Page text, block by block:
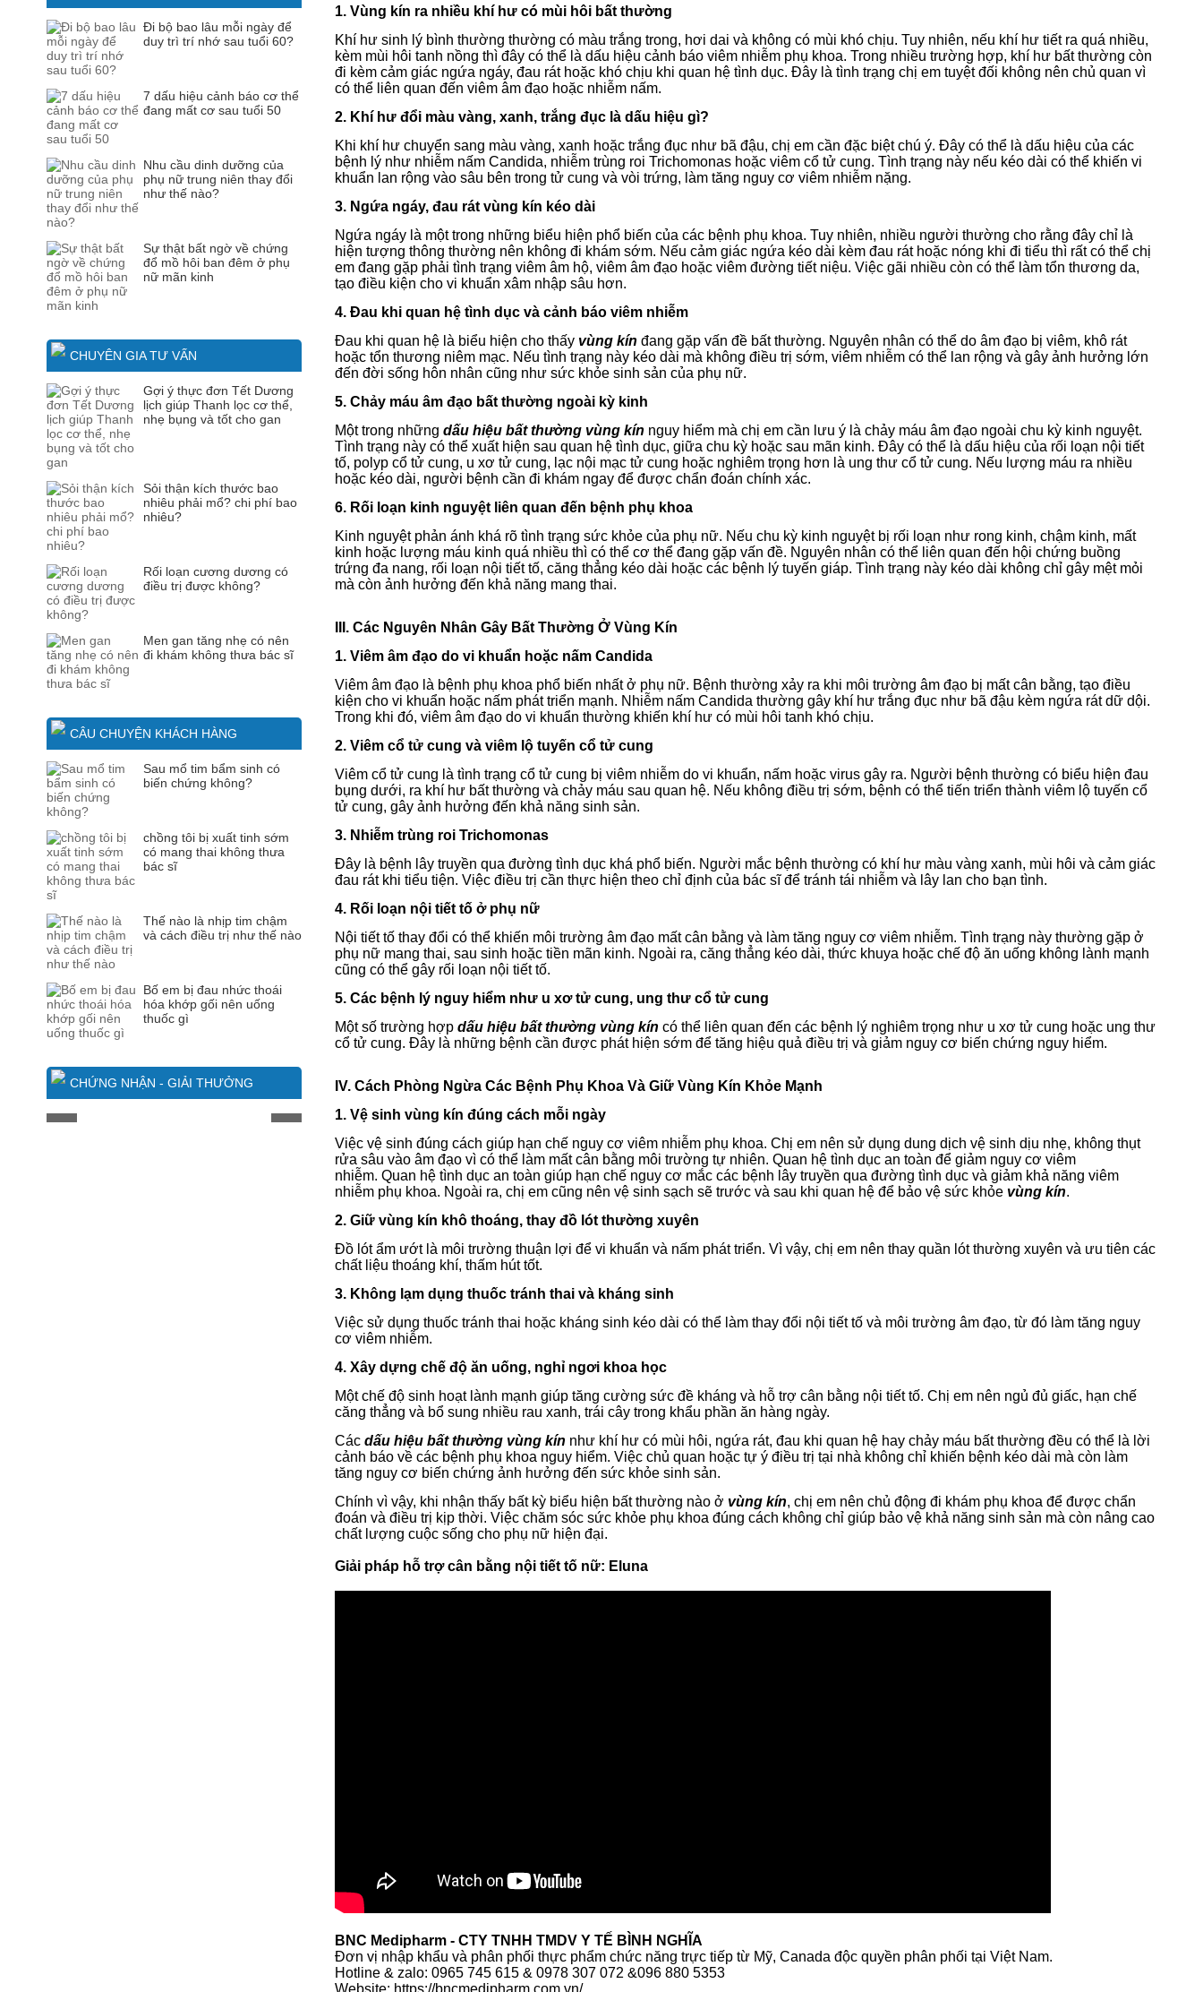
Đi bộ bao lâu mỗi ngày để
duy trì trí nhớ sau tuổi 60?
7 dấu hiệu cảnh báo cơ thể
đang mất cơ sau tuổi 50
Nhu cầu dinh dưỡng của
phụ nữ trung niên thay đổi
như thế nào?
Sự thật bất ngờ về chứng
đổ mồ hôi ban đêm ở phụ
nữ mãn kinh
CHUYÊN GIA TƯ VẤN
Gợi ý thực đơn Tết Dương
lịch giúp Thanh lọc cơ thể,
nhẹ bụng và tốt cho gan
Sỏi thận kích thước bao
nhiêu phải mổ? chi phí bao
nhiêu?
Rối loạn cương dương có
điều trị được không?
Men gan tăng nhẹ có nên
đi khám không thưa bác sĩ
CÂU CHUYỆN KHÁCH HÀNG
Sau mổ tim bẩm sinh có
biến chứng không?
chồng tôi bị xuất tinh sớm
có mang thai không thưa
bác sĩ
Thế nào là nhịp tim chậm
và cách điều trị như thế nào
Bố em bị đau nhức thoái
hóa khớp gối nên uống
thuốc gì
CHỨNG NHẬN - GIẢI THƯỞNG
1. Vùng kín ra nhiều khí hư có mùi hôi bất thường
Khí hư sinh lý bình thường thường có màu trắng trong, hơi dai và không có mùi khó chịu. Tuy nhiên, nếu khí hư tiết ra quá nhiều,
kèm mùi hôi tanh nồng thì đây có thể là dấu hiệu cảnh báo viêm nhiễm phụ khoa.Trong nhiều trường hợp, khí hư bất thường còn
đi kèm cảm giác ngứa ngáy, đau rát hoặc khó chịu khi quan hệ tình dục. Đây là tình trạng chị em tuyệt đối không nên chủ quan vì
có thể liên quan đến viêm âm đạo hoặc nhiễm nấm.
2. Khí hư đổi màu vàng, xanh, trắng đục là dấu hiệu gì?
Khi khí hư chuyển sang màu vàng, xanh hoặc trắng đục như bã đậu, chị em cần đặc biệt chú ý. Đây có thể là dấu hiệu của các
bệnh lý như nhiễm nấm Candida, nhiễm trùng roi Trichomonas hoặc viêm cổ tử cung.Tình trạng này nếu kéo dài có thể khiến vi
khuẩn lan rộng vào sâu bên trong tử cung và vòi trứng, làm tăng nguy cơ viêm nhiễm nặng.
3. Ngứa ngáy, đau rát vùng kín kéo dài
Ngứa ngáy là một trong những biểu hiện phổ biến của các bệnh phụ khoa. Tuy nhiên, nhiều người thường cho rằng đây chỉ là
hiện tượng thông thường nên không đi khám sớm. Nếu cảm giác ngứa kéo dài kèm đau rát hoặc nóng khi đi tiểu thì rất có thể chị
em đang gặp phải tình trạng viêm âm hộ, viêm âm đạo hoặc viêm đường tiết niệu. Việc gãi nhiều còn có thể làm tổn thương da,
tạo điều kiện cho vi khuẩn xâm nhập sâu hơn.
4. Đau khi quan hệ tình dục và cảnh báo viêm nhiễm
Đau khi quan hệ là biểu hiện cho thấy vùng kín đang gặp vấn đề bất thường. Nguyên nhân có thể do âm đạo bị viêm, khô rát
hoặc tổn thương niêm mạc. Nếu tình trạng này kéo dài mà không điều trị sớm, viêm nhiễm có thể lan rộng và gây ảnh hưởng lớn
đến đời sống hôn nhân cũng như sức khỏe sinh sản của phụ nữ.
5. Chảy máu âm đạo bất thường ngoài kỳ kinh
Một trong nhữngdấu hiệu bất thường vùng kín nguy hiểm mà chị em cần lưu ý là chảy máu âm đạo ngoài chu kỳ kinh nguyệt.
Tình trạng này có thể xuất hiện sau quan hệ tình dục, giữa chu kỳ hoặc sau mãn kinh.Đây có thể là dấu hiệu của rối loạn nội tiết
tố, polyp cổ tử cung, u xơ tử cung, lạc nội mạc tử cung hoặc nghiêm trọng hơn là ung thư cổ tử cung. Nếu lượng máu ra nhiều
hoặc kéo dài, người bệnh cần đi khám ngay để được chẩn đoán chính xác.
6. Rối loạn kinh nguyệt liên quan đến bệnh phụ khoa
Kinh nguyệt phản ánh khá rõ tình trạng sức khỏe của phụ nữ. Nếu chu kỳ kinh nguyệt bị rối loạn như rong kinh, chậm kinh, mất
kinh hoặc lượng máu kinh quá nhiều thì có thể cơ thể đang gặp vấn đề. Nguyên nhân có thể liên quan đến hội chứng buồng
trứng đa nang, rối loạn nội tiết tố, căng thẳng kéo dài hoặc các bệnh lý tuyến giáp. Tình trạng này kéo dài không chỉ gây mệt mỏi
mà còn ảnh hưởng đến khả năng mang thai.
III. Các Nguyên Nhân Gây Bất Thường Ở Vùng Kín
1. Viêm âm đạo do vi khuẩn hoặc nấm Candida
Viêm âm đạo là bệnh phụ khoa phổ biến nhất ở phụ nữ. Bệnh thường xảy ra khi môi trường âm đạo bị mất cân bằng, tạo điều
kiện cho vi khuẩn hoặc nấm phát triển mạnh. Nhiễm nấm Candida thường gây khí hư trắng đục như bã đậu kèm ngứa rát dữ dội.
Trong khi đó, viêm âm đạo do vi khuẩn thường khiến khí hư có mùi hôi tanh khó chịu.
2. Viêm cổ tử cung và viêm lộ tuyến cổ tử cung
Viêm cổ tử cung là tình trạng cổ tử cung bị viêm nhiễm do vi khuẩn, nấm hoặc virus gây ra. Người bệnh thường có biểu hiện đau
bụng dưới, ra khí hư bất thường và chảy máu sau quan hệ. Nếu không điều trị sớm, bệnh có thể tiến triển thành viêm lộ tuyến cổ
tử cung, gây ảnh hưởng đến khả năng sinh sản.
3. Nhiễm trùng roi Trichomonas
Đây là bệnh lây truyền qua đường tình dục khá phổ biến. Người mắc bệnh thường có khí hư màu vàng xanh, mùi hôi và cảm giác
đau rát khi tiểu tiện.Việc điều trị cần thực hiện theo chỉ định của bác sĩ để tránh tái nhiễm và lây lan cho bạn tình.
4. Rối loạn nội tiết tố ở phụ nữ
Nội tiết tố thay đổi có thể khiến môi trường âm đạo mất cân bằng và làm tăng nguy cơ viêm nhiễm. Tình trạng này thường gặp ở
phụ nữ mang thai, sau sinh hoặc tiền mãn kinh. Ngoài ra, căng thẳng kéo dài, thức khuya hoặc chế độ ăn uống không lành mạnh
cũng có thể gây rối loạn nội tiết tố.
5. Các bệnh lý nguy hiểm như u xơ tử cung, ung thư cổ tử cung
Một số trường hợpdấu hiệu bất thường vùng kín có thể liên quan đến các bệnh lý nghiêm trọng như u xơ tử cung hoặc ung thư
cổ tử cung.Đây là những bệnh cần được phát hiện sớm để tăng hiệu quả điều trị và giảm nguy cơ biến chứng nguy hiểm.
IV. Cách Phòng Ngừa Các Bệnh Phụ Khoa Và Giữ Vùng Kín Khỏe Mạnh
1. Vệ sinh vùng kín đúng cách mỗi ngày
Việc vệ sinh đúng cách giúp hạn chế nguy cơ viêm nhiễm phụ khoa. Chị em nên sử dụng dung dịch vệ sinh dịu nhẹ, không thụt
rửa sâu vào âm đạo vì có thể làm mất cân bằng môi trường tự nhiên.Quan hệ tình dục an toàn để giảm nguy cơ viêm
nhiễm.Quan hệ tình dục an toàn giúp hạn chế nguy cơ mắc các bệnh lây truyền qua đường tình dục và giảm khả năng viêm
nhiễm phụ khoa. Ngoài ra, chị em cũng nên vệ sinh sạch sẽ trước và sau khi quan hệ để bảo vệ sức khỏe vùng kín.
2. Giữ vùng kín khô thoáng, thay đồ lót thường xuyên
Đồ lót ẩm ướt là môi trường thuận lợi để vi khuẩn và nấm phát triển. Vì vậy, chị em nên thay quần lót thường xuyên và ưu tiên các
chất liệu thoáng khí, thấm hút tốt.
3. Không lạm dụng thuốc tránh thai và kháng sinh
Việc sử dụng thuốc tránh thai hoặc kháng sinh kéo dài có thể làm thay đổi nội tiết tố và môi trường âm đạo, từ đó làm tăng nguy
cơ viêm nhiễm.
4. Xây dựng chế độ ăn uống, nghỉ ngơi khoa học
Một chế độ sinh hoạt lành mạnh giúp tăng cường sức đề kháng và hỗ trợ cân bằng nội tiết tố. Chị em nên ngủ đủ giấc, hạn chế
căng thẳng và bổ sung nhiều rau xanh, trái cây trong khẩu phần ăn hàng ngày.
Cácdấu hiệu bất thường vùng kín như khí hư có mùi hôi, ngứa rát, đau khi quan hệ hay chảy máu bất thường đều có thể là lời
cảnh báo về các bệnh phụ khoa nguy hiểm. Việc chủ quan hoặc tự ý điều trị tại nhà không chỉ khiến bệnh kéo dài mà còn làm
tăng nguy cơ biến chứng ảnh hưởng đến sức khỏe sinh sản.
Chính vì vậy, khi nhận thấy bất kỳ biểu hiện bất thường nào ở vùng kín, chị em nên chủ động đi khám phụ khoa để được chẩn
đoán và điều trị kịp thời. Việc chăm sóc sức khỏe phụ khoa đúng cách không chỉ giúp bảo vệ khả năng sinh sản mà còn nâng cao
chất lượng cuộc sống cho phụ nữ hiện đại.
Giải pháp hỗ trợ cân bằng nội tiết tố nữ: Eluna
BNC Medipharm - CTY TNHH TMDV Y TẾ BÌNH NGHĨA
Đơn vị nhập khẩu và phân phối thực phẩm chức năng trực tiếp từ Mỹ, Canada độc quyền phân phối tại Việt Nam.
Hotline & zalo: 0965 745 615 & 0978 307 072 &096 880 5353
Website: https://bncmedipharm.com.vn/